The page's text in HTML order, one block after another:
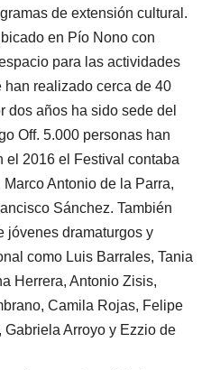
de extensión cultural.
en Pío Nono con
para las actividades
realizado cerca de 40
dos años ha sido sede del
Off. 5.000 personas han
el 2016 el Festival contaba
Antonio de la Parra,
Sánchez. También
jóvenes dramaturgos y
como Luis Barrales, Tania
Herrera, Antonio Zisis,
Camila Rojas, Felipe
Arroyo y Ezzio de